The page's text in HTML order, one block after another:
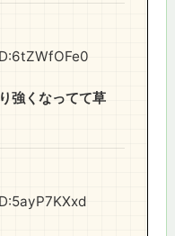
強くなってて草